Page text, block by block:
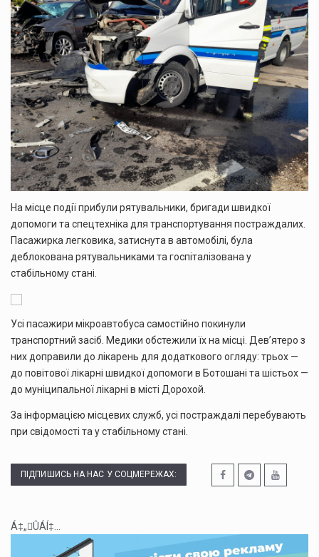
На місце події прибули рятувальники, бригади швидкої
допомоги та спецтехніка для транспортування постраждалих.
Пасажирка легковика, затиснута в автомобілі, була
деблокована рятувальниками та госпіталізована у
стабільному стані.
Усі пасажири мікроавтобуса самостійно покинули
транспортний засіб. Медики обстежили їх на місці. Дев’ятеро з
них доправили до лікарень для додаткового огляду: трьох —
до повітової лікарні швидкої допомоги в Ботошані та шістьох —
до муніципальної лікарні в місті Дорохой.
За інформацією місцевих служб, усі постраждалі перебувають
при свідомості та у стабільному стані.
ПІДПИШИСЬ НА НАС У СОЦМЕРЕЖАХ:
Á‡„ÛÁÍ‡...